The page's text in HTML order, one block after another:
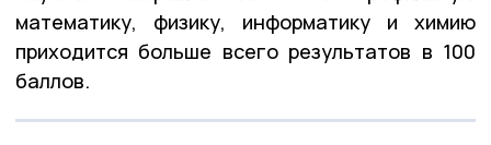
математику, физику, информатику и химию
приходится больше всего результатов в 100
баллов.